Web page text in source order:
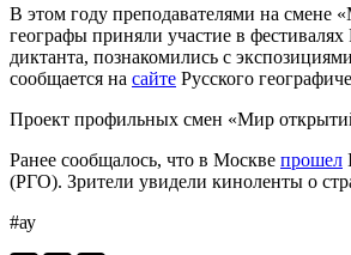
В этом году преподавателями на смене
географы приняли участие в
диктанта, познакомились с
сообщается на сайте Русского
Проект профильных смен «Мир
Ранее сообщалось, что в Москве прошел
(РГО). Зрители увидели киноленты о
#ау